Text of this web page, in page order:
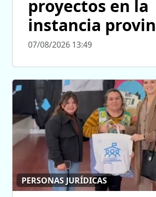
proyectos en la
instancia
07/08/2026 13:49
PERSONAS JURÍDICAS